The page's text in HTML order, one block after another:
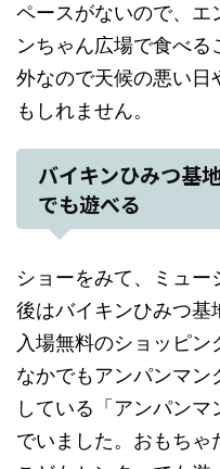
ペースがないので、エ
ンちゃん広場で食べ
外なので天候の悪い日
もしれません。
バイキンひみつ基
でも遊べる
ショーをみて、ミュー
後はバイキンひみつ基
入場無料のショッピン
なかでもアンパンマン
している「アンパン
でいました。おもちゃ